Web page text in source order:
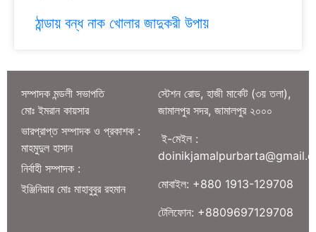
ঠান্ডায় বন্ধ নাক খোলার জাদুকরী উপায়
সম্পাদক মন্ডলী সভাপতি
মোঃ ইমরান কায়সার
ভারপ্রাপ্ত সম্পাদক ও প্রকাশক :
মাহমুদুল হাসান
নির্বাহী সম্পাদক :
ইঞ্জিনিয়ার মোঃ মাহাবুবুর রহমান
স্টেশন রোড, হাজী মার্কেট (৩য় তলা),
জামালপুর সদর, জামালপুর ২০০০
ই-মেইল :
মোবাইল: +880 1913-129708
টেলিফোন: +8809697129708